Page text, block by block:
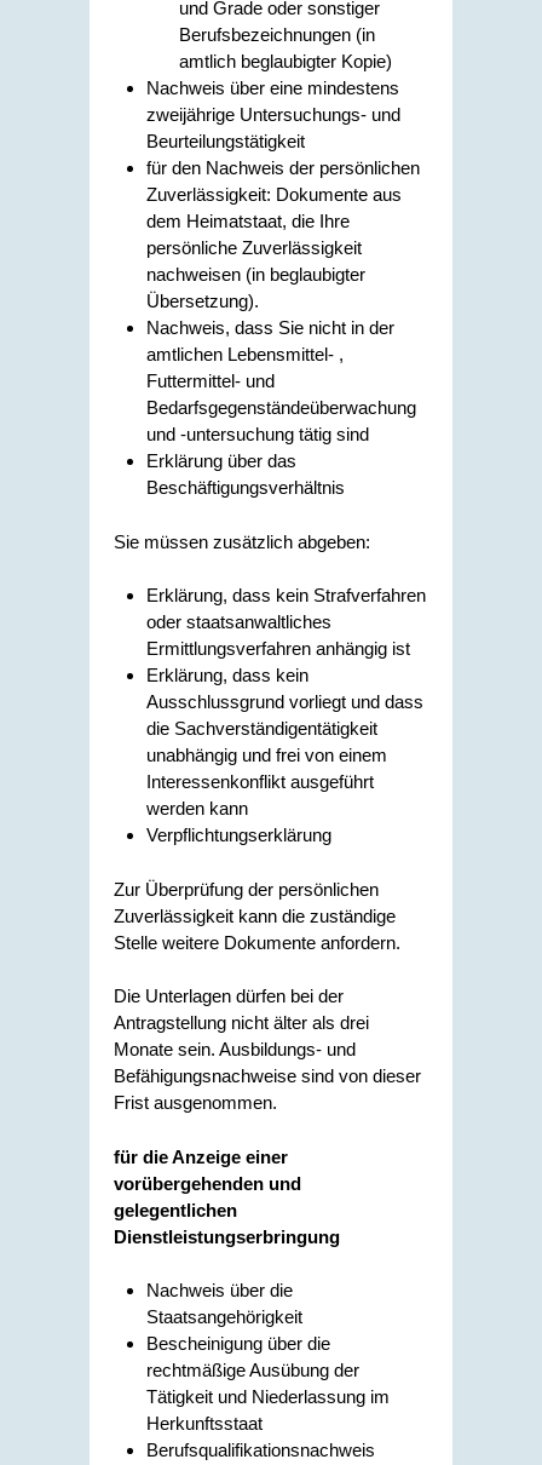
und Grade oder sonstiger
Berufsbezeichnungen (in
amtlich beglaubigter Kopie)
Nachweis über eine mindestens
zweijährige Untersuchungs- und
Beurteilungstätigkeit
für den Nachweis der persönlichen
Zuverlässigkeit: Dokumente aus
dem Heimatstaat, die Ihre
persönliche Zuverlässigkeit
nachweisen (in beglaubigter
Übersetzung).
Nachweis, dass Sie nicht in der
amtlichen Lebensmittel- ,
Futtermittel- und
Bedarfsgegenständeüberwachung
und -untersuchung tätig sind
Erklärung über das
Beschäftigungsverhältnis
Sie müssen zusätzlich abgeben:
Erklärung, dass kein Strafverfahren
oder staatsanwaltliches
Ermittlungsverfahren anhängig ist
Erklärung, dass kein
Ausschlussgrund vorliegt und dass
die Sachverständigentätigkeit
unabhängig und frei von einem
Interessenkonflikt ausgeführt
werden kann
Verpflichtungserklärung
Zur Überprüfung der persönlichen
Zuverlässigkeit kann die zuständige
Stelle weitere Dokumente anfordern.
Die Unterlagen dürfen bei der
Antragstellung nicht älter als drei
Monate sein. Ausbildungs- und
Befähigungsnachweise sind von dieser
Frist ausgenommen.
für die Anzeige einer
vorübergehenden und
gelegentlichen
Dienstleistungserbringung
Nachweis über die
Staatsangehörigkeit
Bescheinigung über die
rechtmäßige Ausübung der
Tätigkeit und Niederlassung im
Herkunftsstaat
Berufsqualifikationsnachweis